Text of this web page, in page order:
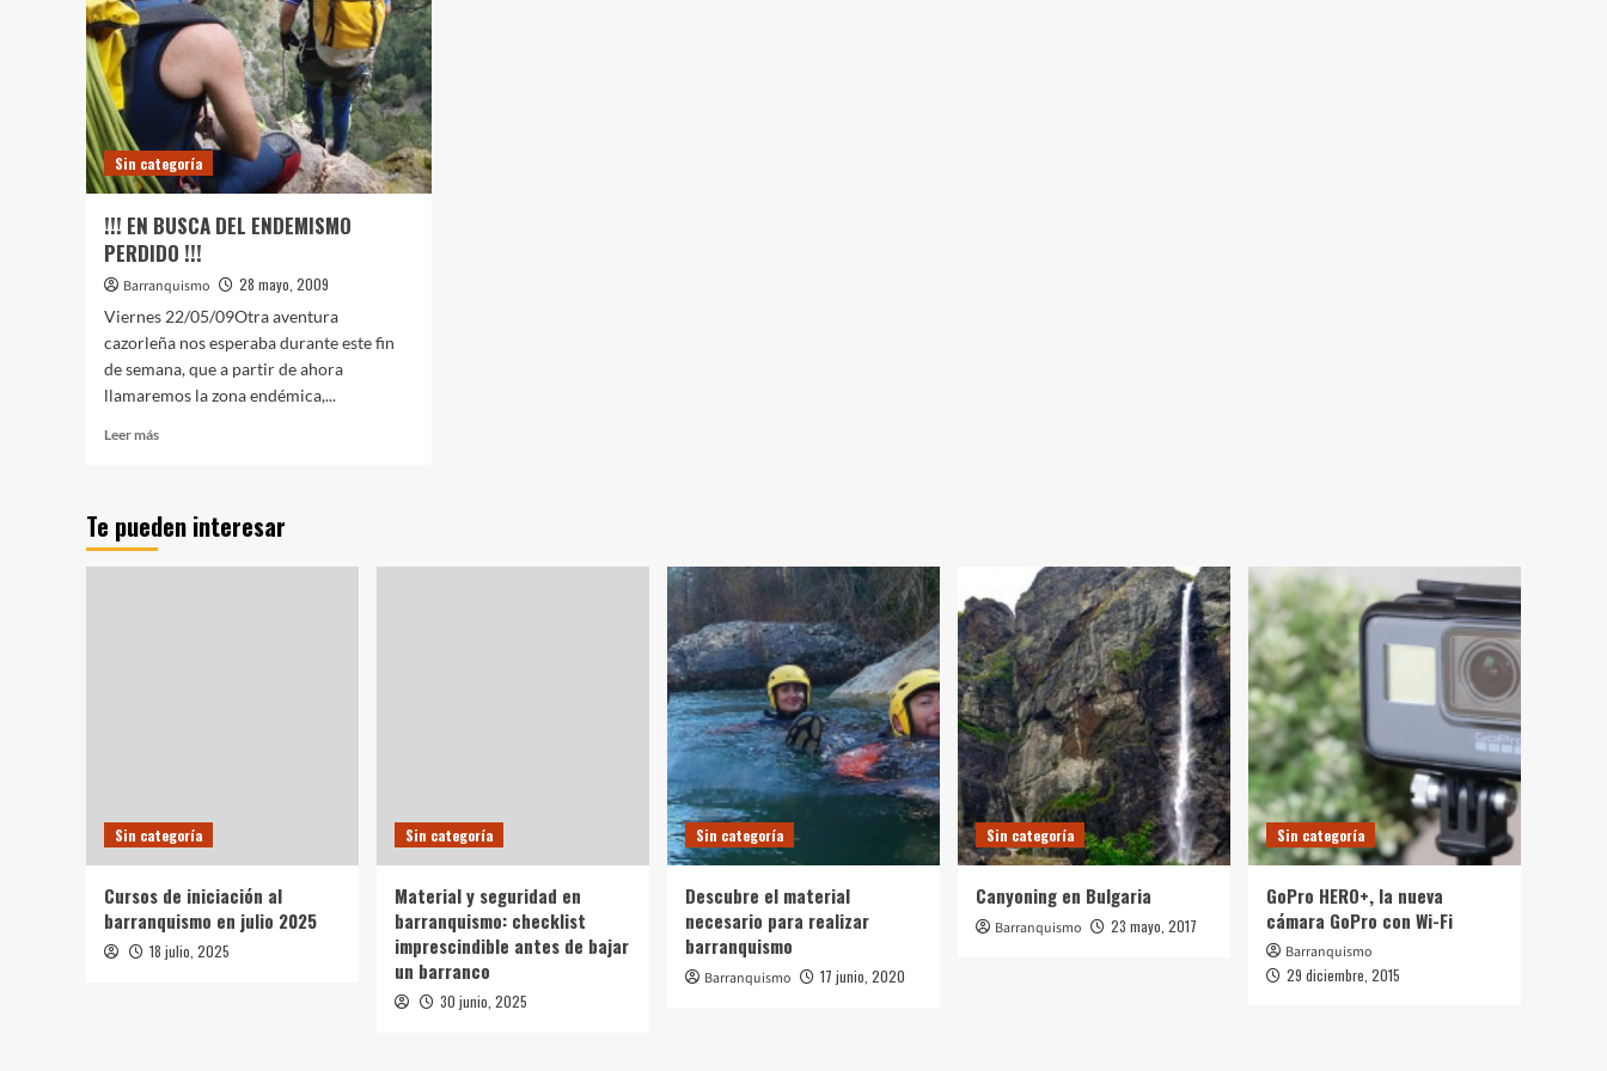
Sin categoría
!!! EN BUSCA DEL ENDEMISMO
PERDIDO !!!
Barranquismo
28 mayo, 2009
Viernes 22/05/09Otra aventura
cazorleña nos esperaba durante este fin
de semana, que a partir de ahora
llamaremos la zona endémica,...
Leer másLeer
EN
DEL
Te pueden interesar
Sin categoría
Cursos de iniciación al
barranquismo en julio 2025
18 julio, 2025
Sin categoría
Material y seguridad en
barranquismo: checklist
imprescindible antes de bajar
un barranco
30 junio, 2025
Sin categoría
Descubre el material
necesario para realizar
barranquismo
Barranquismo 17 junio, 2020
Sin categoría
Canyoning en Bulgaria
Barranquismo 23 mayo, 2017
Sin categoría
GoPro HERO+, la nueva
cámara GoPro con Wi-Fi
Barranquismo
29 diciembre, 2015